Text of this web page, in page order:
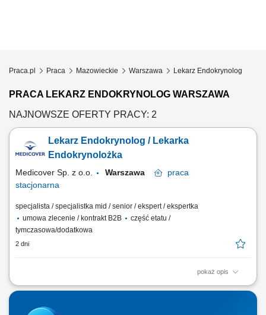
Praca.pl Praca Mazowieckie Warszawa Lekarz Endokrynolog
PRACA LEKARZ ENDOKRYNOLOG WARSZAWA
NAJNOWSZE OFERTY PRACY: 2
Lekarz Endokrynolog / Lekarka
Endokrynolożka
Medicover Sp. z o.o. Warszawa
praca
stacjonarna
specjalista / specjalistka mid / senior / ekspert / ekspertka
umowa zlecenie / kontrakt B2B
część etatu /
tymczasowa/dodatkowa
2 dni
pokaż opis
Zadania: Kompleksowa opieka medyczna nad Pacjentami placówki.
standardów medycznych w codziennej praktyce klinicznej. Prowadzenie